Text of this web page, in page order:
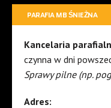
PARAFIA MB ŚNIEŻNA
Kancelaria
czynna w dni
Sprawy pilne (np.
Adres: